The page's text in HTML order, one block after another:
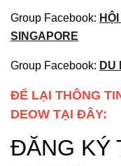
Group Facebook:
SINGAPORE
Group Facebook: DU
ĐỂ LẠI THÔNG
DEOW TẠI ĐÂY: